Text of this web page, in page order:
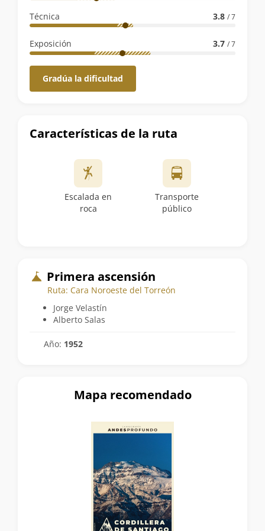
Técnica 3.8 / 7
Exposición 3.7 / 7
Gradúa la dificultad
Características de la ruta
Escalada en
roca
Transporte
público
Primera ascensión
Ruta: Cara Noroeste del Torreón
Jorge Velastín
Alberto Salas
Año: 1952
Mapa recomendado